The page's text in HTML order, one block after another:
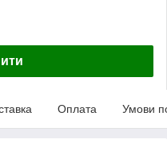
Оплата Умови